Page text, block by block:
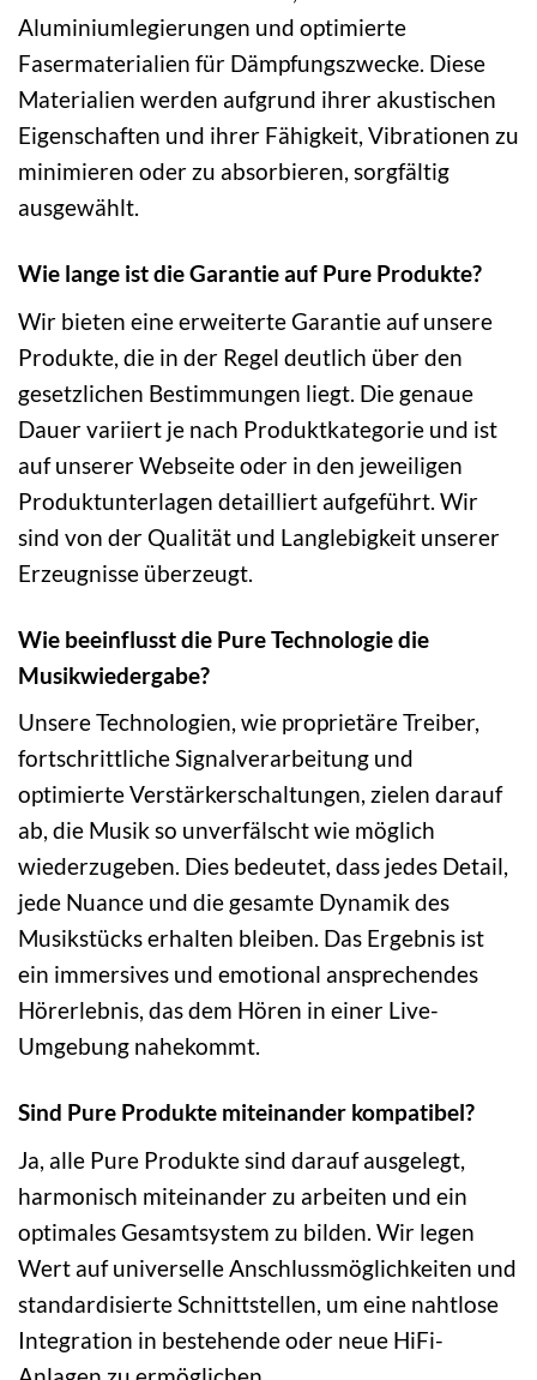
Aluminiumlegierungen und optimierte
Fasermaterialien für Dämpfungszwecke. Diese
Materialien werden aufgrund ihrer akustischen
Eigenschaften und ihrer Fähigkeit, Vibrationen zu
minimieren oder zu absorbieren, sorgfältig
ausgewählt.
Wie lange ist die Garantie auf Pure Produkte?
Wir bieten eine erweiterte Garantie auf unsere
Produkte, die in der Regel deutlich über den
gesetzlichen Bestimmungen liegt. Die genaue
Dauer variiert je nach Produktkategorie und ist
auf unserer Webseite oder in den jeweiligen
Produktunterlagen detailliert aufgeführt. Wir
sind von der Qualität und Langlebigkeit unserer
Erzeugnisse überzeugt.
Wie beeinflusst die Pure Technologie die
Musikwiedergabe?
Unsere Technologien, wie proprietäre Treiber,
fortschrittliche Signalverarbeitung und
optimierte Verstärkerschaltungen, zielen darauf
ab, die Musik so unverfälscht wie möglich
wiederzugeben. Dies bedeutet, dass jedes Detail,
jede Nuance und die gesamte Dynamik des
Musikstücks erhalten bleiben. Das Ergebnis ist
ein immersives und emotional ansprechendes
Hörerlebnis, das dem Hören in einer Live-
Umgebung nahekommt.
Sind Pure Produkte miteinander kompatibel?
Ja, alle Pure Produkte sind darauf ausgelegt,
harmonisch miteinander zu arbeiten und ein
optimales Gesamtsystem zu bilden. Wir legen
Wert auf universelle Anschlussmöglichkeiten und
standardisierte Schnittstellen, um eine nahtlose
Integration in bestehende oder neue HiFi-